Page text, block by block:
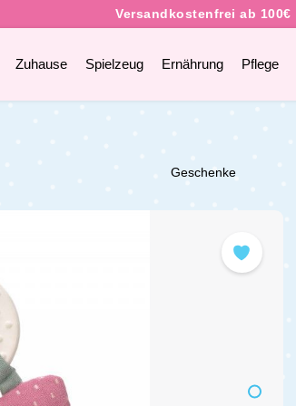
Zuhause Spielzeug Ernährung Pflege
Geschenke